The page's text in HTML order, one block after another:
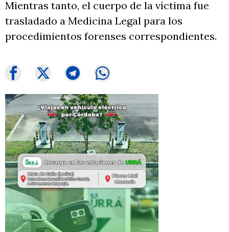
Mientras tanto, el cuerpo de la víctima fue
trasladado a Medicina Legal para los
procedimientos forenses correspondientes.